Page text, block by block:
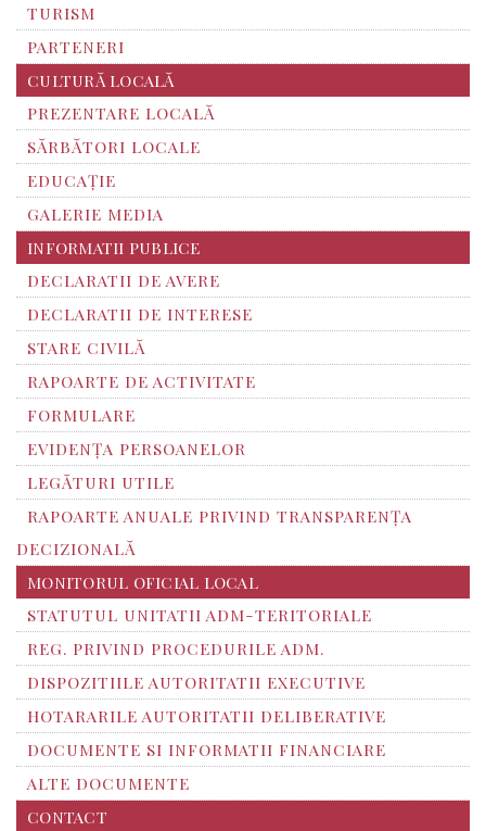
TURISM
PARTENERI
CULTURĂ LOCALĂ
PREZENTARE LOCALĂ
SĂRBĂTORI LOCALE
EDUCAȚIE
GALERIE MEDIA
INFORMATII PUBLICE
DECLARATII DE AVERE
DECLARATII DE INTERESE
STARE CIVILĂ
RAPOARTE DE ACTIVITATE
FORMULARE
EVIDENȚA PERSOANELOR
LEGĂTURI UTILE
RAPOARTE ANUALE PRIVIND TRANSPARENŢA
DECIZIONALĂ
MONITORUL OFICIAL LOCAL
STATUTUL UNITATII ADM-TERITORIALE
REG. PRIVIND PROCEDURILE ADM.
DISPOZITIILE AUTORITATII EXECUTIVE
HOTARARILE AUTORITATII DELIBERATIVE
DOCUMENTE SI INFORMATII FINANCIARE
ALTE DOCUMENTE
CONTACT